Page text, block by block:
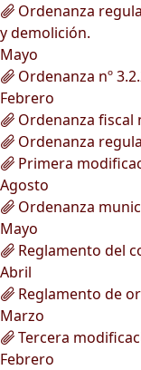
Ordenanza
y demolición.
Mayo
Ordenanza nº
Febrero
Ordenanza fiscal
Ordenanza
Primera
Agosto
Ordenanza
Mayo
Reglamento del
Abril
Reglamento de
Marzo
Tercera
Febrero